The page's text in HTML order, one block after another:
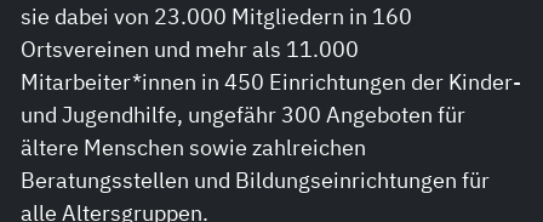
sie dabei von 23.000 Mitgliedern in 160
Ortsvereinen und mehr als 11.000
Mitarbeiter*innen in 450 Einrichtungen der Kinder-
und Jugendhilfe, ungefähr 300 Angeboten für
ältere Menschen sowie zahlreichen
Beratungsstellen und Bildungseinrichtungen für
alle Altersgruppen.